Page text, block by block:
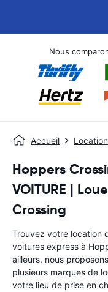
Nous
Accueil
Hoppers
VOITURE |
Crossing
Trouvez votre location
voitures express à
ailleurs, nous
plusieurs marques de
votre lieu de prise en